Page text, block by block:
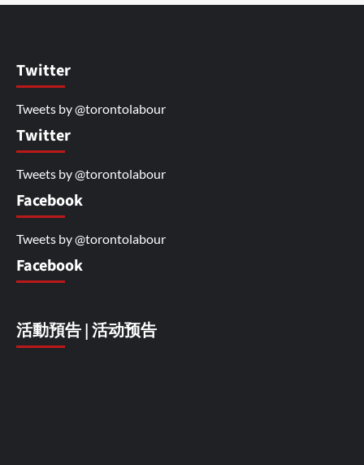
Twitter
Tweets by @torontolabour
Twitter
Tweets by @torontolabour
Facebook
Tweets by @torontolabour
Facebook
活動預告 | 活动预告